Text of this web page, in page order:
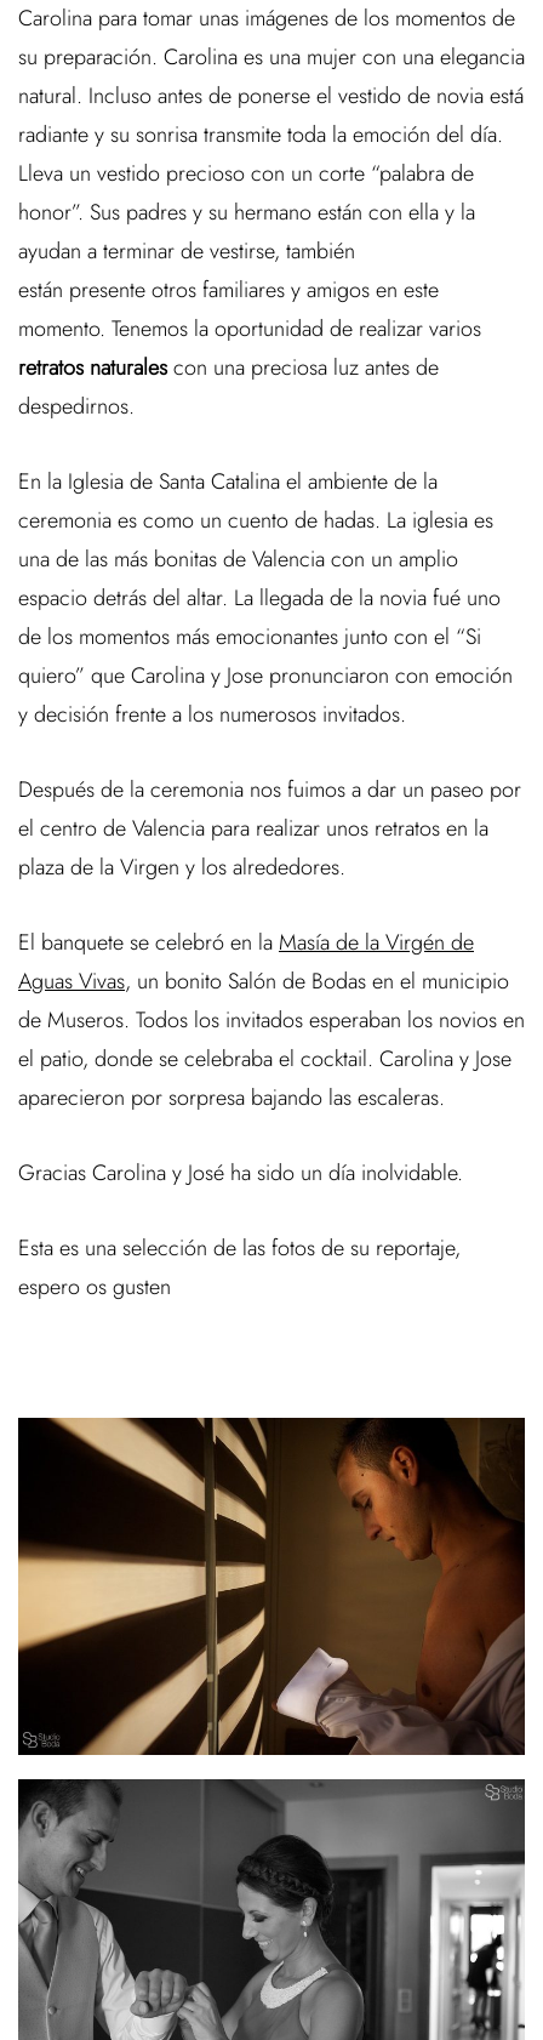
Carolina para tomar unas imágenes de los momentos de
su preparación. Carolina es una mujer con una elegancia
natural. Incluso antes de ponerse el vestido de novia está
radiante y su sonrisa transmite toda la emoción del día.
Lleva un vestido precioso con un corte “palabra de
honor”. Sus padres y su hermano están con ella y la
ayudan a terminar de vestirse, también
están presente otros familiares y amigos en este
momento. Tenemos la oportunidad de realizar varios
retratos naturalescon una preciosa luz antes de
despedirnos.
En la Iglesia de Santa Catalina el ambiente de la
ceremonia es como un cuento de hadas. La iglesia es
una de las más bonitas de Valencia con un amplio
espacio detrás del altar. La llegada de la novia fué uno
de los momentos más emocionantes junto con el “Si
quiero” que Carolina y Jose pronunciaron con emoción
y decisión frente a los numerosos invitados.
Después de la ceremonia nos fuimos a dar un paseo por
el centro de Valencia para realizar unos retratos en la
plaza de la Virgen y los alrededores.
El banquete se celebró en la Masía de la Virgén de
Aguas Vivas, un bonito Salón de Bodas en el municipio
de Museros. Todos los invitados esperaban los novios en
el patio, donde se celebraba el cocktail. Carolina y Jose
aparecieron por sorpresa bajando las escaleras.
Gracias Carolina y José ha sido un día inolvidable.
Esta es una selección de las fotos de su reportaje,
espero os gusten